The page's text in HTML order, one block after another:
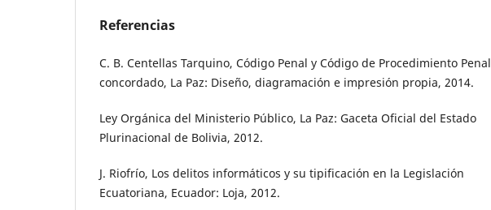
Referencias
C. B. Centellas Tarquino, Código Penal y Código de Procedimiento Penal
concordado, La Paz: Diseño, diagramación e impresión propia, 2014.
Ley Orgánica del Ministerio Público, La Paz: Gaceta Oficial del Estado
Plurinacional de Bolivia, 2012.
J. Riofrío, Los delitos informáticos y su tipificación en la Legislación
Ecuatoriana, Ecuador: Loja, 2012.